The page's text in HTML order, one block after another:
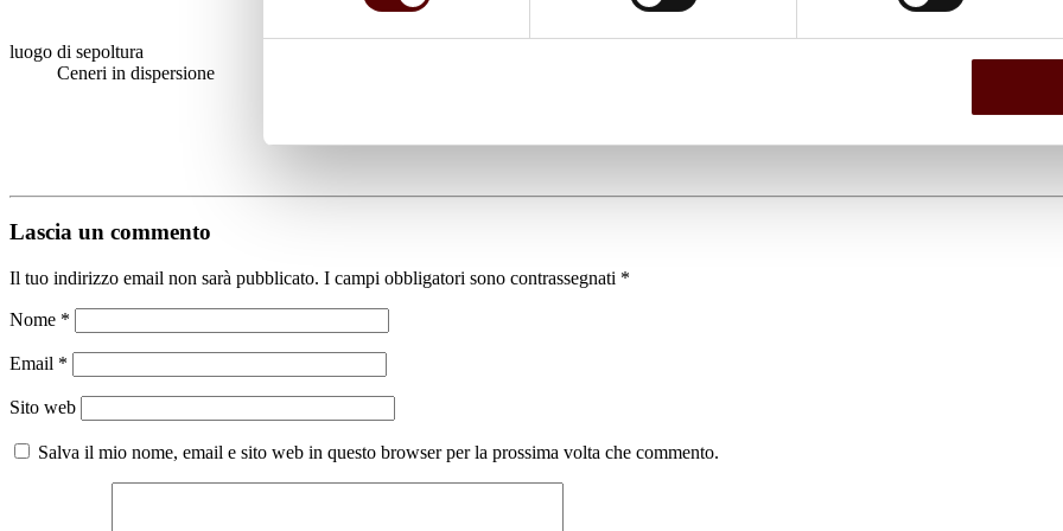
luogo di sepoltura
Ceneri in dispersione
Lascia un commento
Il tuo indirizzo email non sarà pubblicato. I campi obbligatori sono contrassegnati *
Nome *
Email *
Sito web
Salva il mio nome, email e sito web in questo browser per la prossima volta che commento.